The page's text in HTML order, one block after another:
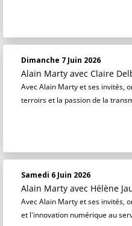
Dimanche 7 Juin 2026
Alain Marty avec Claire
Avec Alain Marty et ses invités,
terroirs et la passion de la
Samedi 6 Juin 2026
Alain Marty avec Hélène
Avec Alain Marty et ses invités,
et l'innovation numérique au